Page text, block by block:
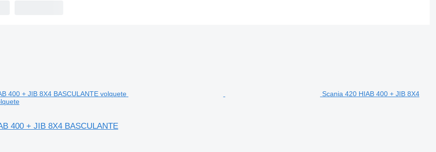
Scania 420 HIAB 400 + JIB 8X4
400 + JIB 8X4 BASCULANTE